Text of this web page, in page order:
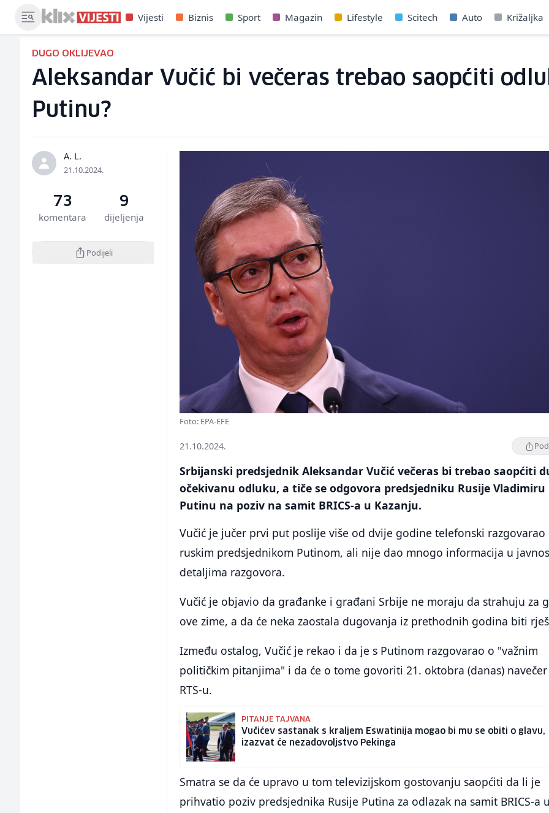
Vijesti Biznis Sport Magazin Lifestyle Scitech Auto Križaljka
DUGO OKLIJEVAO
Aleksandar Vučić bi večeras trebao saopćiti
Putinu?
A. L.
21.10.2024.
73
komentara
9
dijeljenja
Podijeli
Foto: EPA-EFE
21.10.2024.
Srbijanski predsjednik Aleksandar Vučić večeras bi trebao saopćiti
očekivanu odluku, a tiče se odgovora predsjedniku Rusije Vladimiru
Putinu na poziv na samit BRICS-a u Kazanju.
Vučić je jučer prvi put poslije više od dvije godine telefonski razgovarao
ruskim predsjednikom Putinom, ali nije dao mnogo informacija u
detaljima razgovora.
Vučić je objavio da građanke i građani Srbije ne moraju da strahuju za
ove zime, a da će neka zaostala dugovanja iz prethodnih godina biti
Između ostalog, Vučić je rekao i da je s Putinom razgovarao o "važnim
političkim pitanjima" i da će o tome govoriti 21. oktobra (danas)
RTS-u.
PITANJE TAJVANA
Vučićev sastanak s kraljem Eswatinija mogao bi mu se obiti o glavu,
izazvat će nezadovoljstvo Pekinga
Smatra se da će upravo u tom televizijskom gostovanju saopćiti da li je
prihvatio poziv predsjednika Rusije Putina za odlazak na samit BRICS-a